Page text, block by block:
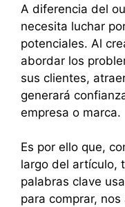
A diferencia del
necesita luchar
potenciales. Al
abordar los
sus clientes,
generará
empresa o marca.
Es por ello que,
largo del artículo,
palabras clave
para comprar,